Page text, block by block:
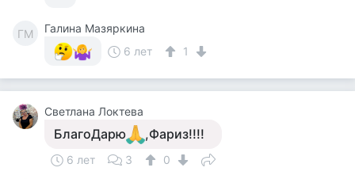
ГМ
Галина Мазяркина
6 лет
1
Светлана Локтева
БлагоДарю ,Фариз!!!!
6 лет 3 0